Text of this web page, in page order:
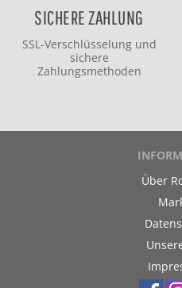
SICHERE ZAHLUNG
SSL-Verschlüsselung und
sichere
Zahlungsmethoden
Über